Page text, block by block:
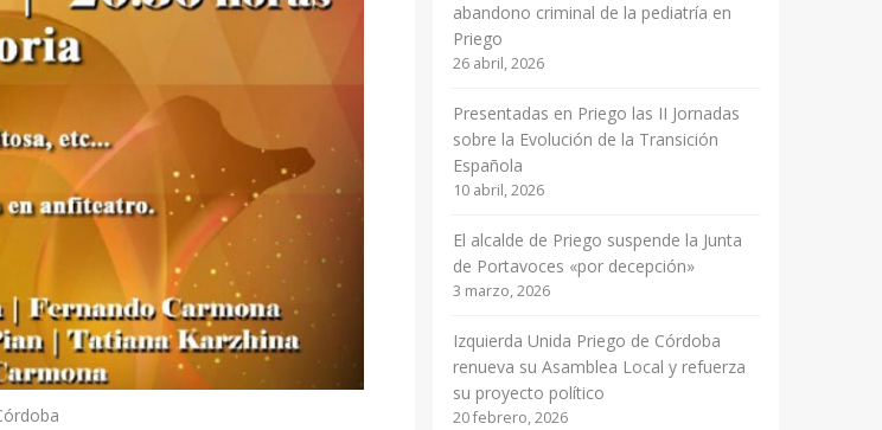
abandono criminal de la pediatría en
Priego
26 abril, 2026
Presentadas en Priego las II Jornadas
sobre la Evolución de la Transición
Española
10 abril, 2026
El alcalde de Priego suspende la Junta
de Portavoces «por decepción»
3 marzo, 2026
Izquierda Unida Priego de Córdoba
renueva su Asamblea Local y refuerza
su proyecto político
20 febrero, 2026